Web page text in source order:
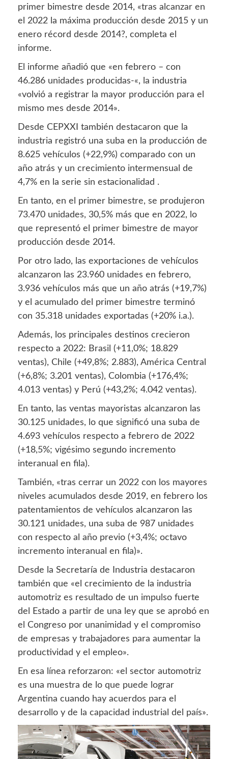
primer bimestre desde 2014, «tras alcanzar en
el 2022 la máxima producción desde 2015 y un
enero récord desde 2014?, completa el
informe.
El informe añadió que «en febrero – con
46.286 unidades producidas-«, la industria
«volvió a registrar la mayor producción para el
mismo mes desde 2014».
Desde CEPXXI también destacaron que la
industria registró una suba en la producción de
8.625 vehículos (+22,9%) comparado con un
año atrás y un crecimiento intermensual de
4,7% en la serie sin estacionalidad .
En tanto, en el primer bimestre, se produjeron
73.470 unidades, 30,5% más que en 2022, lo
que representó el primer bimestre de mayor
producción desde 2014.
Por otro lado, las exportaciones de vehículos
alcanzaron las 23.960 unidades en febrero,
3.936 vehículos más que un año atrás (+19,7%)
y el acumulado del primer bimestre terminó
con 35.318 unidades exportadas (+20% i.a.).
Además, los principales destinos crecieron
respecto a 2022: Brasil (+11,0%; 18.829
ventas), Chile (+49,8%; 2.883), América Central
(+6,8%; 3.201 ventas), Colombia (+176,4%;
4.013 ventas) y Perú (+43,2%; 4.042 ventas).
En tanto, las ventas mayoristas alcanzaron las
30.125 unidades, lo que significó una suba de
4.693 vehículos respecto a febrero de 2022
(+18,5%; vigésimo segundo incremento
interanual en fila).
También, «tras cerrar un 2022 con los mayores
niveles acumulados desde 2019, en febrero los
patentamientos de vehículos alcanzaron las
30.121 unidades, una suba de 987 unidades
con respecto al año previo (+3,4%; octavo
incremento interanual en fila)».
Desde la Secretaría de Industria destacaron
también que «el crecimiento de la industria
automotriz es resultado de un impulso fuerte
del Estado a partir de una ley que se aprobó en
el Congreso por unanimidad y el compromiso
de empresas y trabajadores para aumentar la
productividad y el empleo».
En esa línea reforzaron: «el sector automotriz
es una muestra de lo que puede lograr
Argentina cuando hay acuerdos para el
desarrollo y de la capacidad industrial del país».